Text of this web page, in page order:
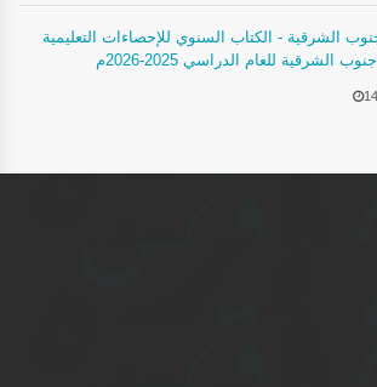
الشرقية - الكتاب السنوي للإحصاءات التعليمية
الشرقية للعام الدراسي 2025-2026م